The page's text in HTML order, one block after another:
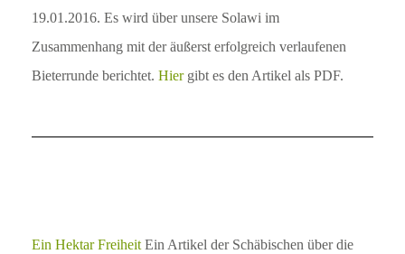
19.01.2016. Es wird über unsere Solawi im
Zusammenhang mit der äußerst erfolgreich verlaufenen
Bieterrunde berichtet. Hiergibt es den Artikel als PDF.
Ein Hektar Freiheit Ein Artikel der Schäbischen über die